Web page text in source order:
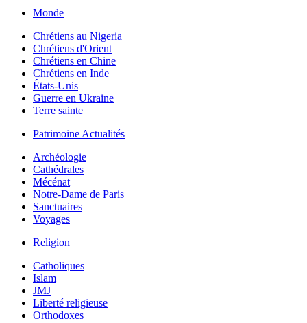
Monde
Chrétiens au Nigeria
Chrétiens d'Orient
Chrétiens en Chine
Chrétiens en Inde
États-Unis
Guerre en Ukraine
Terre sainte
Patrimoine Actualités
Archéologie
Cathédrales
Mécénat
Notre-Dame de Paris
Sanctuaires
Voyages
Religion
Catholiques
Islam
JMJ
Liberté religieuse
Orthodoxes